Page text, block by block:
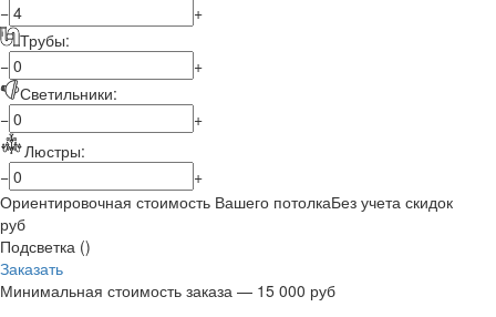
−
+
Трубы:
−
+
Светильники:
−
+
Люстры:
−
+
Ориентировочная стоимость Вашего потолкаБез учета скидок
руб
Подсветка ()
Заказать
Минимальная стоимость заказа — 15 000 руб